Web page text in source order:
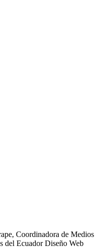
Coordinadora de Medios
del Ecuador Diseño Web